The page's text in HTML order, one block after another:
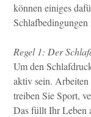
können einiges
Schlafbedingungen
Regel 1: Der
Um den
aktiv sein. Arbeiten
treiben Sie Sport,
Das füllt IhrLeben